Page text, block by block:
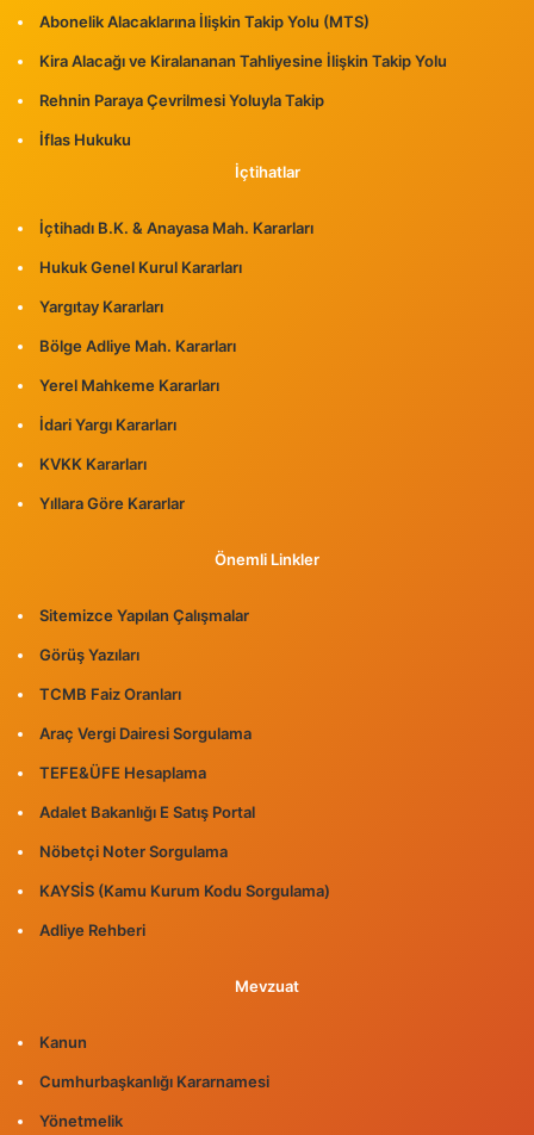
Abonelik Alacaklarına İlişkin Takip Yolu (MTS)
Kira Alacağı ve Kiralananan Tahliyesine İlişkin Takip Yolu
Rehnin Paraya Çevrilmesi Yoluyla Takip
İflas Hukuku
İçtihatlar
İçtihadı B.K. & Anayasa Mah. Kararları
Hukuk Genel Kurul Kararları
Yargıtay Kararları
Bölge Adliye Mah. Kararları
Yerel Mahkeme Kararları
İdari Yargı Kararları
KVKK Kararları
Yıllara Göre Kararlar
Önemli Linkler
Sitemizce Yapılan Çalışmalar
Görüş Yazıları
TCMB Faiz Oranları
Araç Vergi Dairesi Sorgulama
TEFE&ÜFE Hesaplama
Adalet Bakanlığı E Satış Portal
Nöbetçi Noter Sorgulama
KAYSİS (Kamu Kurum Kodu Sorgulama)
Adliye Rehberi
Mevzuat
Kanun
Cumhurbaşkanlığı Kararnamesi
Yönetmelik